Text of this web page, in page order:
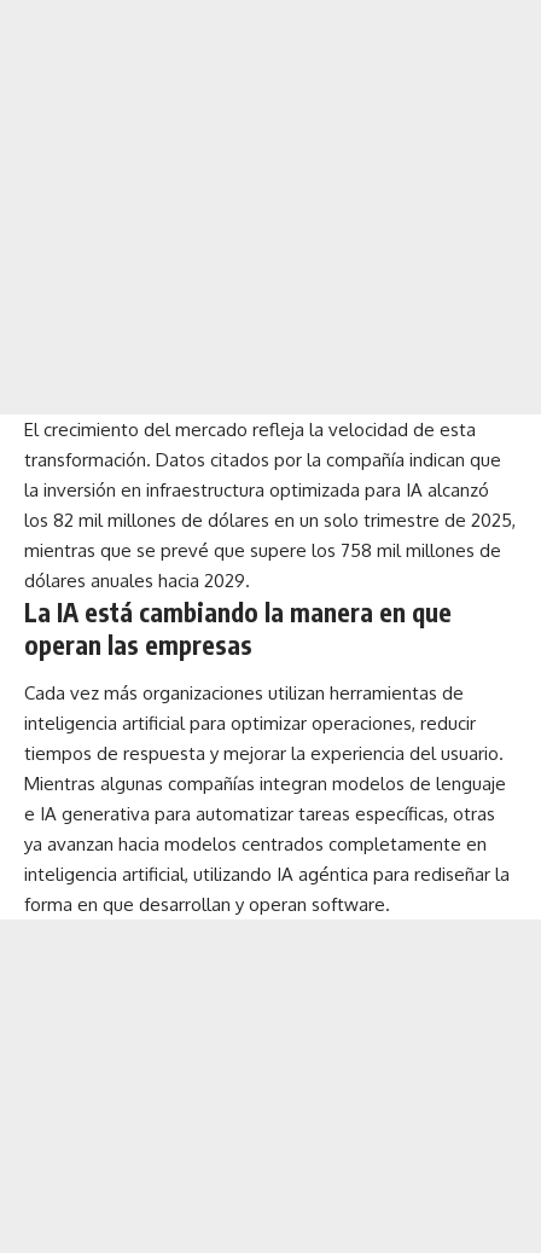
El crecimiento del mercado refleja la velocidad de esta
transformación. Datos citados por la compañía indican que
la inversión en infraestructura optimizada para IA alcanzó
los 82 mil millones de dólares en un solo trimestre de 2025,
mientras que se prevé que supere los 758 mil millones de
dólares anuales hacia 2029.
La IA está cambiando la manera en que
operan las empresas
Cada vez más organizaciones utilizan herramientas de
inteligencia artificial para optimizar operaciones, reducir
tiempos de respuesta y mejorar la experiencia del usuario.
Mientras algunas compañías integran modelos de lenguaje
e IA generativa para automatizar tareas específicas, otras
ya avanzan hacia modelos centrados completamente en
inteligencia artificial, utilizando IA agéntica para rediseñar la
forma en que desarrollan y operan software.